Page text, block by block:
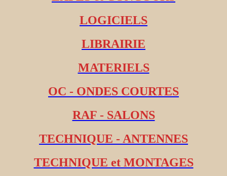
LOGICIELS
LIBRAIRIE
MATERIELS
OC - ONDES COURTES
RAF - SALONS
TECHNIQUE - ANTENNES
TECHNIQUE et MONTAGES